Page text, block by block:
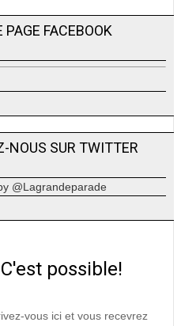
PAGE FACEBOOK
NOUS SUR TWITTER
@Lagrandeparade
C'est possible!
vous ici et vous recevrez